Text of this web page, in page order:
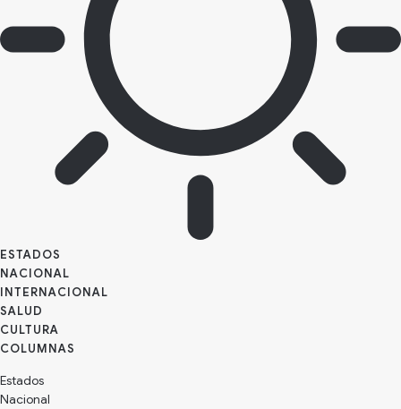
ESTADOS
NACIONAL
INTERNACIONAL
SALUD
CULTURA
Estados
Nacional